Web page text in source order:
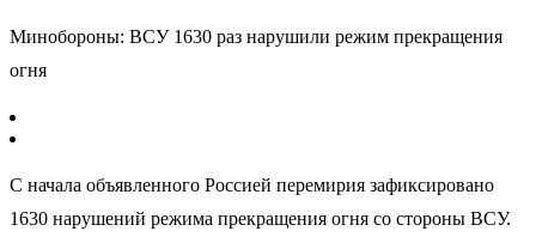
Минобороны: ВСУ 1630 раз нарушили режим прекращения
огня
С начала объявленного Россией перемирия зафиксировано
1630 нарушений режима прекращения огня со стороны ВСУ.